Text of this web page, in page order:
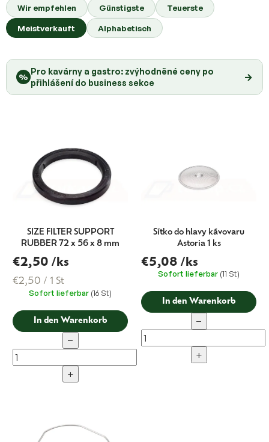
r
o
d
k
Wir empfehlen Günstigste
Teuerste
Meistverkauft
Alphabetisch
%
Pro kavárny a gastro: zvýhodněné ceny po
přihlášení do business sekce
→
SIZE FILTER SUPPORT
RUBBER 72 x 56 x 8 mm
€2,50 /ks
Verkaufspreis:
€2,50 / 1 St
Sofort lieferbar (16 St)
In den Warenkorb
−
+
Sítko do hlavy kávovaru
Astoria 1 ks
€5,08 /ks
Sofort lieferbar (11 St)
In den Warenkorb
−
+